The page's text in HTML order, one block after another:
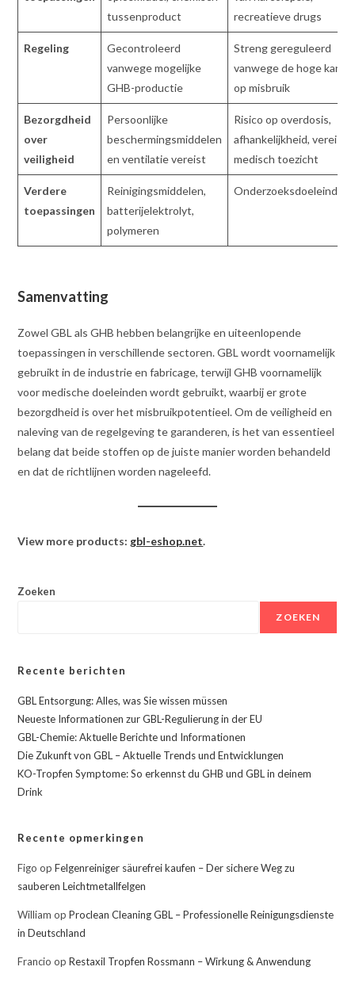
tussenproduct
recreatieve drugs
Regeling
Gecontroleerd
vanwege mogelijke
GHB-productie
Streng gereguleerd
vanwege de hoge kans
op misbruik
Bezorgdheid
over
veiligheid
Persoonlijke
beschermingsmiddelen
en ventilatie vereist
Risico op overdosis,
afhankelijkheid, vereist
medisch toezicht
Verdere
toepassingen
Reinigingsmiddelen,
batterijelektrolyt,
polymeren
Onderzoeksdoeleinden
Samenvatting
Zowel GBL als GHB hebben belangrijke en uiteenlopende
toepassingen in verschillende sectoren. GBL wordt voornamelijk
gebruikt in de industrie en fabricage, terwijl GHB voornamelijk
voor medische doeleinden wordt gebruikt, waarbij er grote
bezorgdheid is over het misbruikpotentieel. Om de veiligheid en
naleving van de regelgeving te garanderen, is het van essentieel
belang dat beide stoffen op de juiste manier worden behandeld
en dat de richtlijnen worden nageleefd.
View more products: gbl-eshop.net.
Zoeken
ZOEKEN
Recente berichten
GBL Entsorgung: Alles, was Sie wissen müssen
Neueste Informationen zur GBL-Regulierung in der EU
GBL-Chemie: Aktuelle Berichte und Informationen
Die Zukunft von GBL – Aktuelle Trends und Entwicklungen
KO-Tropfen Symptome: So erkennst du GHB und GBL in deinem
Drink
Recente opmerkingen
Figo opFelgenreiniger säurefrei kaufen – Der sichere Weg zu
sauberen Leichtmetallfelgen
William opProclean Cleaning GBL – Professionelle Reinigungsdienste
in Deutschland
Francio opRestaxil Tropfen Rossmann – Wirkung & Anwendung